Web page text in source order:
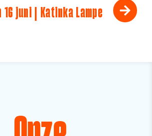
juni | Katinka Lampe